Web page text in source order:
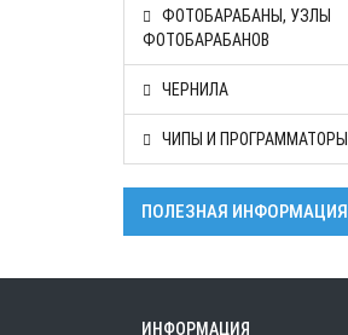
ФОТОБАРАБАНЫ, УЗЛЫ
ФОТОБАРАБАНОВ
ЧЕРНИЛА
ЧИПЫ И ПРОГРАММАТОРЫ
ПОЛЕЗНАЯ ИНФОРМАЦИЯ
ИНФОРМАЦИЯ